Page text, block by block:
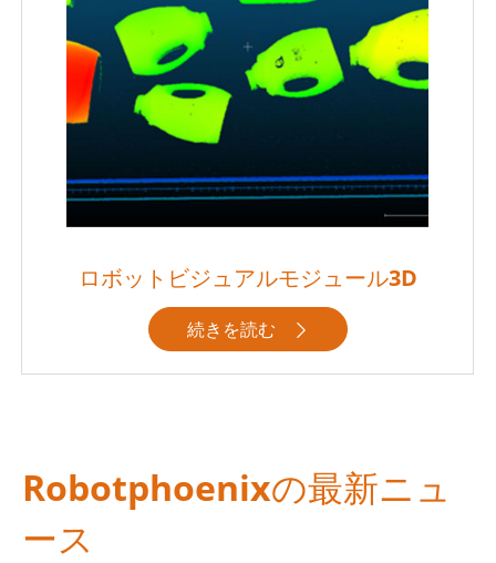
ロボットビジュアルモジュール3D
続きを読む 
Robotphoenixの最新ニュ
ース